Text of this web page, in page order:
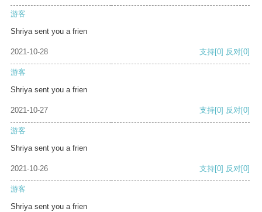
游客
Shriya sent you a frien
2021-10-28 支持[0] 反对[0]
游客
Shriya sent you a frien
2021-10-27 支持[0] 反对[0]
游客
Shriya sent you a frien
2021-10-26 支持[0] 反对[0]
游客
Shriya sent you a frien